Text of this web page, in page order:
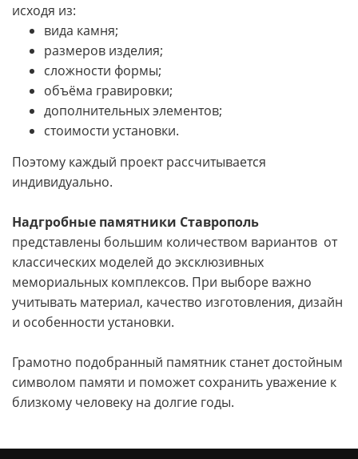
исходя из:
вида камня;
размеров изделия;
сложности формы;
объёма гравировки;
дополнительных элементов;
стоимости установки.
Поэтому каждый проект рассчитывается
индивидуально.
Надгробные памятники Ставрополь
представлены большим количеством вариантов от
классических моделей до эксклюзивных
мемориальных комплексов. При выборе важно
учитывать материал, качество изготовления, дизайн
и особенности установки.
Грамотно подобранный памятник станет достойным
символом памяти и поможет сохранить уважение к
близкому человеку на долгие годы.